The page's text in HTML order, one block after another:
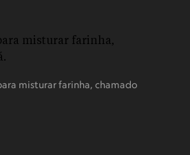
misturar farinha, chamado